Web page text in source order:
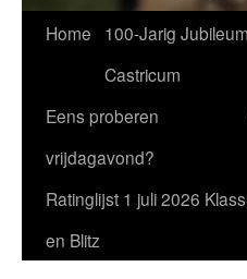
Home
100-Jarig
Castricum
Eens proberen
vrijdagavond?
Ratinglijst 1 juli 2026
en Blitz